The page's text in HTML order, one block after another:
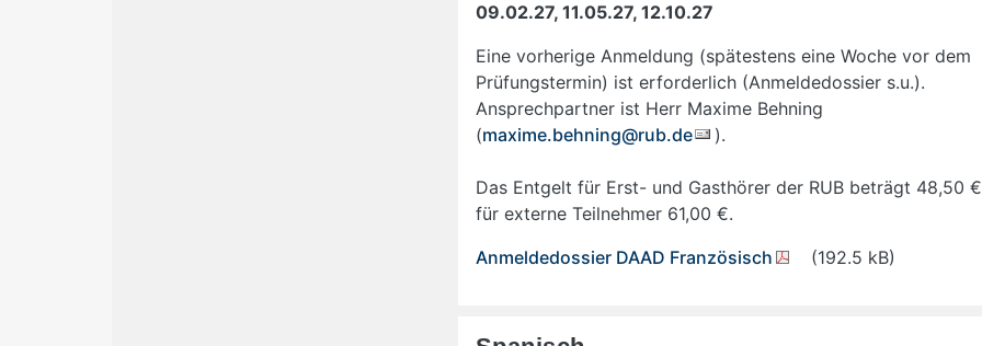
09.02.27, 11.05.27, 12.10.27
Eine vorherige Anmeldung (spätestens eine Woche vor dem
Prüfungstermin) ist erforderlich (Anmeldedossier s.u.).
Ansprechpartner ist Herr Maxime Behning
(maxime.behning@rub.de ).
Das Entgelt für Erst- und Gasthörer der RUB beträgt 48,50
für externe Teilnehmer 61,00 €.
Anmeldedossier DAAD Französisch
(192.5 kB)